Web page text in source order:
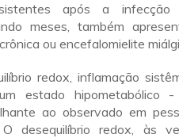
após a infecção
meses, também
ou encefalomielite
redox, inflamação
estado hipometabólico
ao observado em
desequilíbrio redox, às